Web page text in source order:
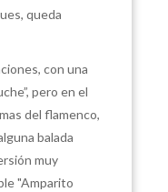
queda
con una
pero en el
del flamenco,
balada
muy
"Amparito